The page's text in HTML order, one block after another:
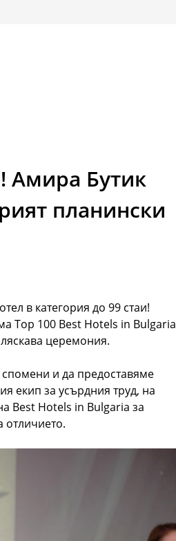
Амира Бутик
планински
в категория до 99 стаи!
Top 100 Best Hotels in Bulgaria
церемония.
и да предоставямe
екип за усърдния труд, на
Best Hotels in Bulgaria за
отличието.